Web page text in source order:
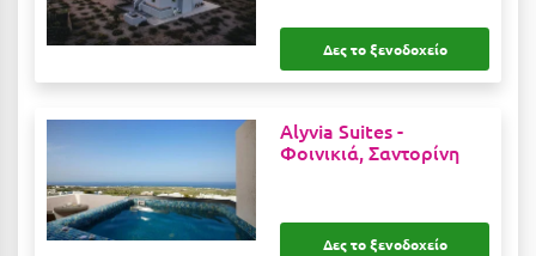
Λέσβος
Λίμνη Πλαστήρα
Λιτόχωρο
Λουτρά Πόζαρ
Δες το ξενοδοχείο
Alyvia Suites -
Φοινικιά, Σαντορίνη
Δες το ξενοδοχείο